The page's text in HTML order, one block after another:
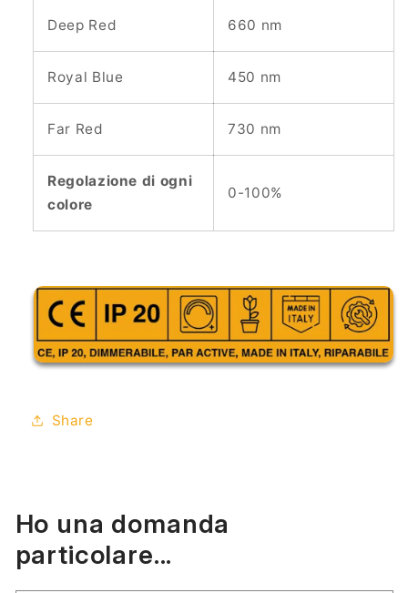
Deep Red 660 nm
Royal Blue 450 nm
Far Red 730 nm
Regolazione di ogni
colore
0-100%
Share
Ho una domanda
particolare...